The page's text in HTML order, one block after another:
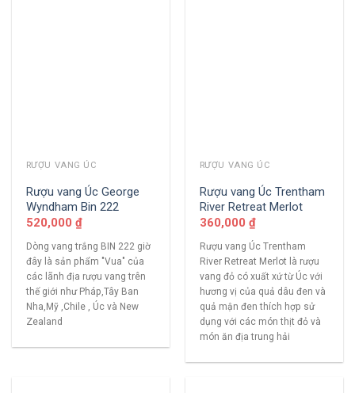
RƯỢU VANG ÚC
Rượu vang Úc George
Wyndham Bin 222
520,000 ₫
Dòng vang trắng BIN 222 giờ
đây là sản phẩm "Vua" của
các lãnh địa rượu vang trên
thế giới như Pháp,Tây Ban
Nha,Mỹ ,Chile , Úc và New
Zealand
RƯỢU VANG ÚC
Rượu vang Úc Trentham
River Retreat Merlot
360,000 ₫
Rượu vang Úc Trentham
River Retreat Merlot là rượu
vang đỏ có xuất xứ từ Úc với
hương vị của quả dâu đen và
quả mận đen thích hợp sử
dụng với các món thịt đỏ và
món ăn địa trung hải